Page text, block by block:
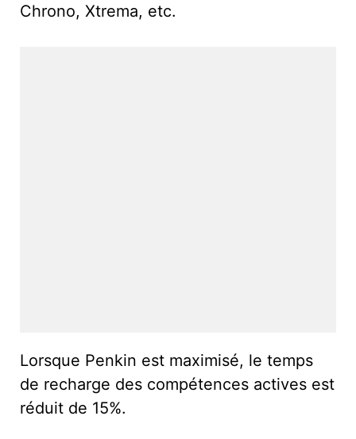
Chrono, Xtrema, etc.
Lorsque Penkin est maximisé, le temps
de recharge des compétences actives est
réduit de 15%.